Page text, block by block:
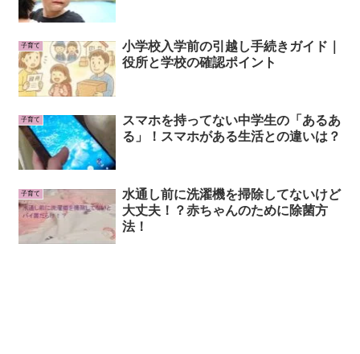
子育て
小学校入学前の引越し手続きガイド｜
役所と学校の確認ポイント
子育て
スマホを持ってない中学生の「あるあ
る」！スマホがある生活との違いは？
子育て
水通し前に洗濯機を掃除してないけど
大丈夫！？赤ちゃんのために除菌方
法！